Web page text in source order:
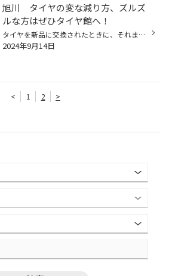
旭川 タイヤの変な減り方、ズルズ
ルな方はぜひタイヤ館へ！
タイヤを新品に交換されたときに、それまで履いていたタイヤが「偏摩耗」しているとご指摘を受けたことはありませんか？ タイヤのもったいない減り方、つまり「偏摩耗」という言葉は聞いたことがあるけれど、どんなふうに減るの？という方もいらっしゃると思います。 「偏摩耗」とは、タイヤのトレ...
2024年9月14日
< 1 2 >